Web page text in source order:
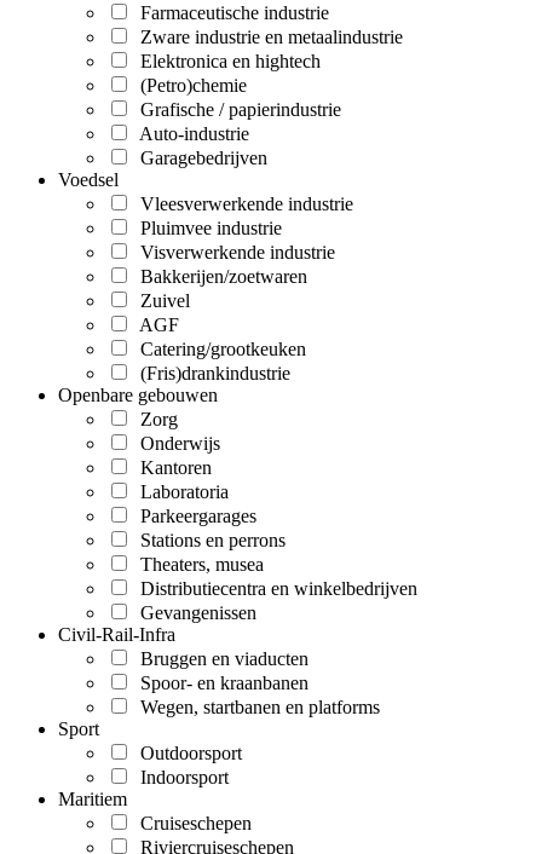
Farmaceutische industrie
Zware industrie en metaalindustrie
Elektronica en hightech
(Petro)chemie
Grafische / papierindustrie
Auto-industrie
Garagebedrijven
Voedsel
Vleesverwerkende industrie
Pluimvee industrie
Visverwerkende industrie
Bakkerijen/zoetwaren
Zuivel
AGF
Catering/grootkeuken
(Fris)drankindustrie
Openbare gebouwen
Zorg
Onderwijs
Kantoren
Laboratoria
Parkeergarages
Stations en perrons
Theaters, musea
Distributiecentra en winkelbedrijven
Gevangenissen
Civil-Rail-Infra
Bruggen en viaducten
Spoor- en kraanbanen
Wegen, startbanen en platforms
Sport
Outdoorsport
Indoorsport
Maritiem
Cruiseschepen
Riviercruiseschepen